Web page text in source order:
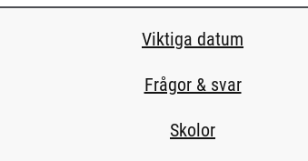
Viktiga datum
Frågor & svar
Skolor